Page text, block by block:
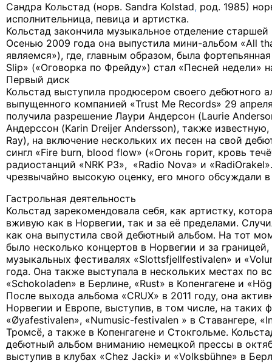
Сандра Кольстад (норв. Sandra Kolstad, род. 1985)
исполнительница, певица и артистка.
Кольстад закончила музыкальное отделение
Осенью 2009 года она выпустила мини-альбом «All
являемся»), где, главным образом, была
Slip» («Оговорка по Фрейду») стал «Песней недели»
Первый диск
Кольстад выступила продюсером своего дебютного
выпущенного компанией «Trust Me Records» 29
получила разрешение Лаури Андерсон (Laurie
Андерссон (Karin Dreijer Andersson), также
Ray), на включение нескольких их песен на свой
сингл «Fire burn, blood flow» («Огонь горит, кровь
радиостанций «NRK P3», «Radio Nova» и
чрезвычайно высокую оценку, его много обсуждали в
Гастрольная деятельность
Кольстад зарекомендовала себя, как артистку,
вживую как в Норвегии, так и за её пределами.
как она выпустила свой дебютный альбом. На тот
было несколько концертов в Норвегии и за
музыкальных фестивалях «Slottsfjellfestivalen» и
года. Она также выступала в нескольких местах по
«Schokoladen» в Берлине, «Rust» в Копенгагене и
После выхода альбома «CRUX» в 2011 году, она
Норвегии и Европе, выступив, в том числе, на таких
«Øyafestivalen», «Numusic-festivalen » в Ставангере,
Тромсё, а также в Копенгагене и Стокгольме.
дебютный альбом вниманию немецкой прессы в
выступив в клубах «Chez Jacki» и «Volksbühne» в